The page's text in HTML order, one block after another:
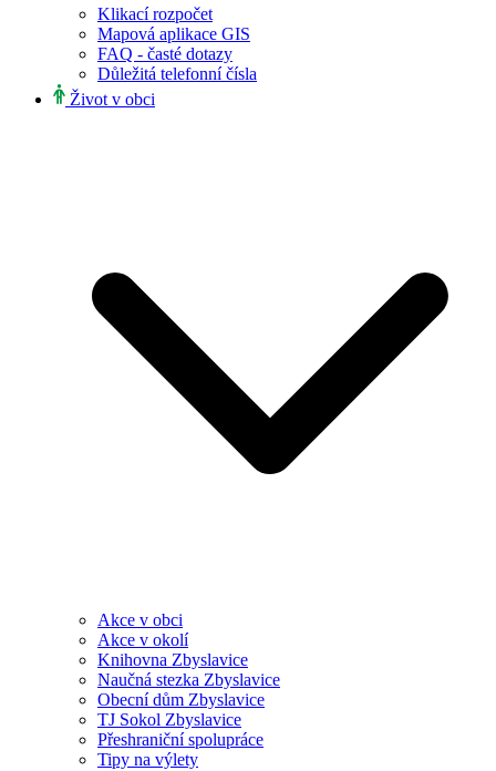
Klikací rozpočet
Mapová aplikace GIS
FAQ - časté dotazy
Důležitá telefonní čísla
Život v obci
Akce v obci
Akce v okolí
Knihovna Zbyslavice
Naučná stezka Zbyslavice
Obecní dům Zbyslavice
TJ Sokol Zbyslavice
Přeshraniční spolupráce
Tipy na výlety